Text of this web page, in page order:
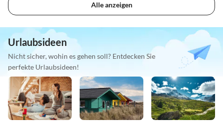
Alle anzeigen
Urlaubsideen
Nicht sicher, wohin es gehen soll? Entdecken Sie
perfekte Urlaubsideen!